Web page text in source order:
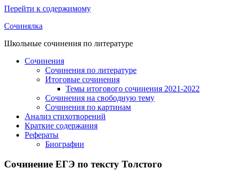
Перейти к содержимому
Сочинялка
Школьные сочинения по литературе
Сочинения
Сочинения по литературе
Итоговые сочинения
Темы итогового сочинения 2021-2022
Сочинения на свободную тему
Сочинения по картинам
Анализ стихотворений
Краткие содержания
Рефераты
Биографии
Сочинение ЕГЭ по тексту Толстого